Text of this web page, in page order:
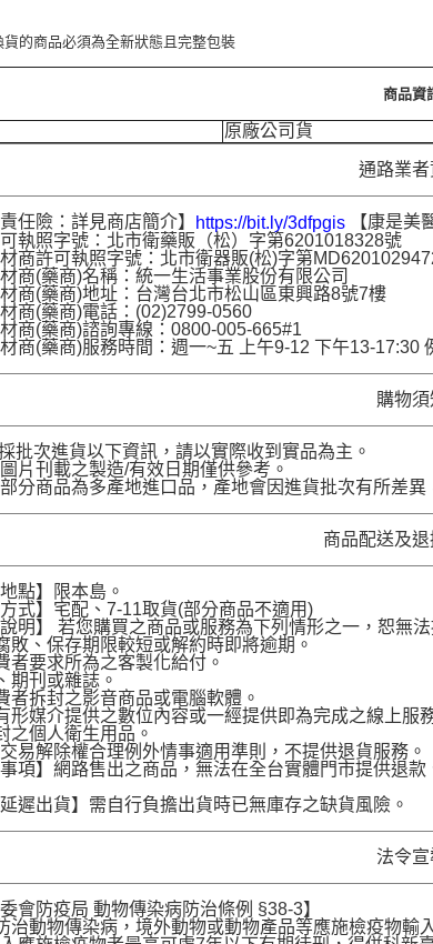
的商品必須為全新狀態且完整包裝
商品資
原廠公司貨
通路業
任險：詳見商店簡介】 https://bit.ly/3dfpgis 【康是美
執照字號：北市衛藥販（松）字第6201018328號
商許可執照字號：北市衛器販(松)字第
商(藥商)名稱：統一生活事業股份有限公司
商(藥商)地址：台灣台北市松山區東興路8號7樓
商(藥商)電話：(02)2799-0560
商(藥商)諮詢專線：0800-005-665#1
商(藥商)服務時間：週一~五 上午9-12 下午13-17:30
購物須
批次進貨以下資訊，請以實際收到實品為主。
刊載之製造/有效日期僅供參考。
商品為多產地進口品，產地會因進貨批次有所差異
商品配送及
點】限本島。
式】宅配、7-11取貨(部分商品不適用)
明】 若您購買之商品或服務為下列情形之一，恕無法
敗、保存期限較短或解約時即將逾期。
者要求所為之客製化給付。
期刊或雜誌。
者拆封之影音商品或電腦軟體。
形媒介提供之數位內容或一經提供即為完成之線上服
之個人衛生用品。
易解除權合理例外情事適用準則，不提供退貨服務。
項】網路售出之商品，無法在全台實體門市提供退
遲出貨】需自行負擔出貨時已無庫存之缺貨風險。
法令
會防疫局 動物傳染病防治條例 §38-3】
治動物傳染病，境外動物或動物產品等應施檢疫物輸